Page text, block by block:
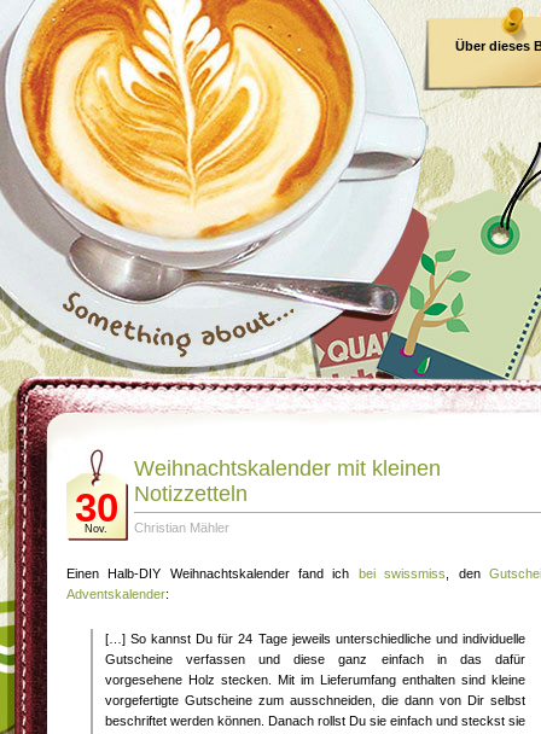
Über dieses
30
Nov.
Weihnachtskalender mit kleinen
Notizzetteln
Christian Mähler
Einen Halb-DIY Weihnachtskalender fand ich bei swissmiss , den
Adventskalender:
[…] So kannst Du für 24 Tage jeweils unterschiedliche und individuelle
Gutscheine verfassen und diese ganz einfach in das dafür
vorgesehene Holz stecken. Mit im Lieferumfang enthalten sind kleine
vorgefertigte Gutscheine zum ausschneiden, die dann von Dir selbst
beschriftet werden können. Danach rollst Du sie einfach und steckst sie